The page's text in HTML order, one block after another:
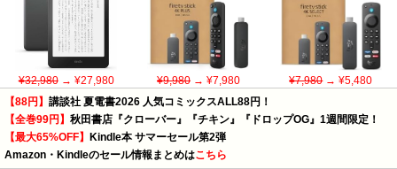
¥32,980→ ¥27,980 ¥9,980→ ¥7,980 ¥7,980→ ¥5,480
【88円】 講談社 夏電書2026 人気コミックスALL88円！
【全巻99円】 秋田書店『クローバー』『チキン』『ドロップOG』1週間限定！
【最大65%OFF】
Kindle本 サマーセール第2弾
Amazon・Kindleのセール情報まとめはこちら